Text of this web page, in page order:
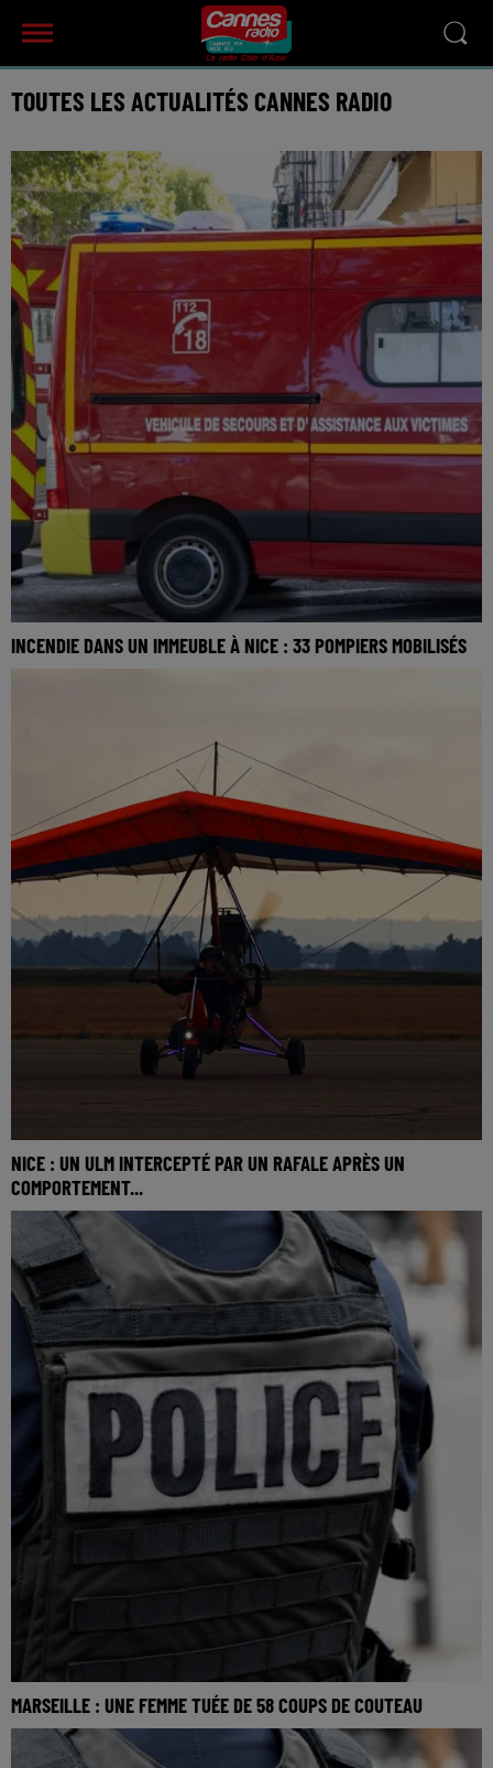
TOUTES LES ACTUALITÉS CANNES RADIO
INCENDIE DANS UN IMMEUBLE À NICE : 33 POMPIERS MOBILISÉS
NICE : UN ULM INTERCEPTÉ PAR UN RAFALE APRÈS UN
COMPORTEMENT...
MARSEILLE : UNE FEMME TUÉE DE 58 COUPS DE COUTEAU